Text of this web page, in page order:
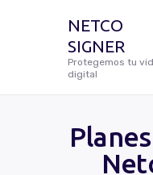
NETCO
SIGNER
Protegemos tu
digital